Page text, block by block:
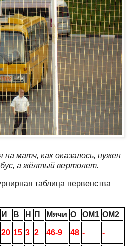
матч, как оказалось, нужен
а жёлтый вертолет.
таблица первенства
И В Н П Мячи О ОМ1 ОМ2
20 15 3 2 46-9 48 - -